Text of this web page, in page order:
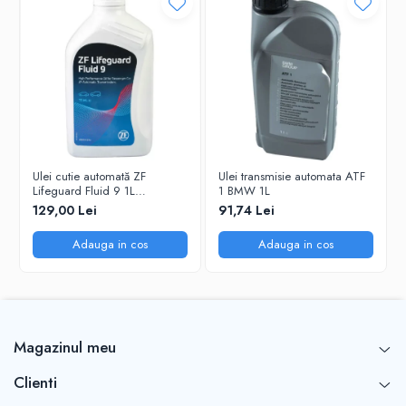
Ulei cutie automată ZF
Lifeguard Fluid 9 1L
(AA01.500.001) – ATF ZF
8/9HP, OEM
129,00 Lei
Adauga in cos
Ulei transmisie automata ATF
1 BMW 1L
91,74 Lei
Adauga in cos
Magazinul meu
Clienti